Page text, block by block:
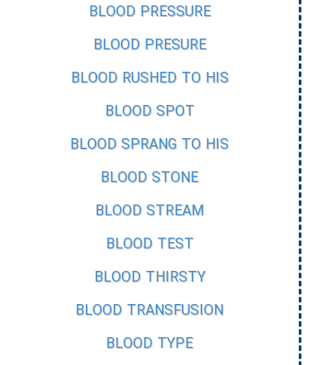
BLOOD PRESSURE
BLOOD PRESURE
BLOOD RUSHED TO HIS
BLOOD SPOT
BLOOD SPRANG TO HIS
BLOOD STONE
BLOOD STREAM
BLOOD TEST
BLOOD THIRSTY
BLOOD TRANSFUSION
BLOOD TYPE